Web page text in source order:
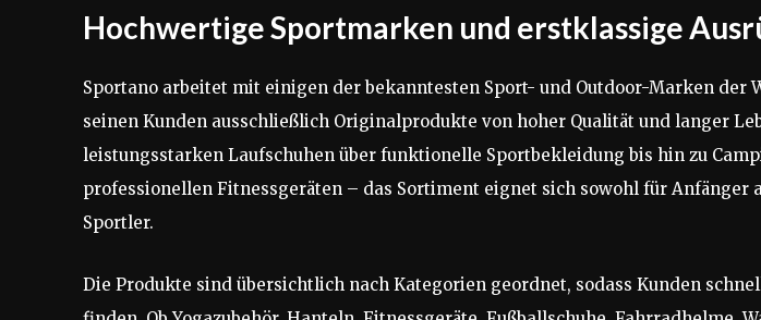
Hochwertige Sportmarken und erstklassige
Sportano arbeitet mit einigen der bekanntesten Sport- und Outdoor-Marken der
seinen Kunden ausschließlich Originalprodukte von hoher Qualität und langer
leistungsstarken Laufschuhen über funktionelle Sportbekleidung bis hin zu
professionellen Fitnessgeräten – das Sortiment eignet sich sowohl für Anfänger
Sportler.
Die Produkte sind übersichtlich nach Kategorien geordnet, sodass Kunden